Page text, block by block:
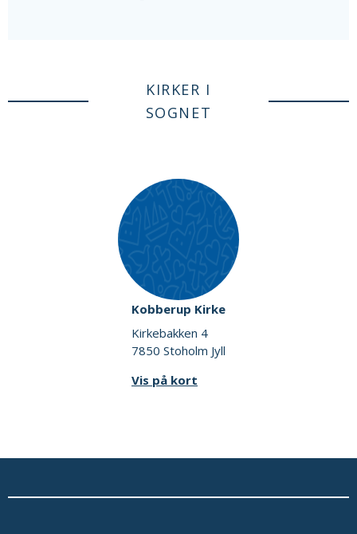
KIRKER I
SOGNET
Kobberup Kirke
Kirkebakken 4
7850 Stoholm Jyll
Vis på kort